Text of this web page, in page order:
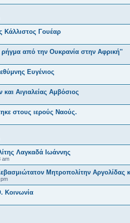
Κάλλιστος Γουέαρ
από την Ουκρανία στην Αφρική''
Ευγένιος
Αιγιαλείας Αμβόσιος
στους ιερούς Ναούς.
Λαγκαδά Ιωάννης
am
Μητροπολίτην Αργολίδας
Κοινωνία